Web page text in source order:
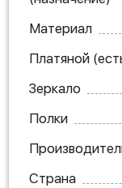
Материал
Платяной
Зеркало
Полки
Страна